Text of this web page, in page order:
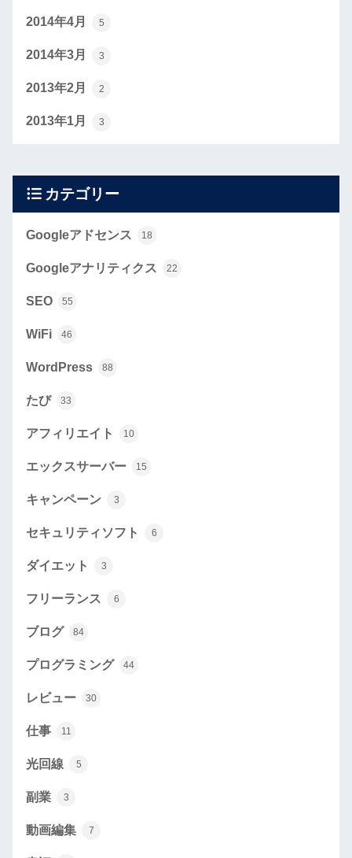
2014年4月 5
2014年3月 3
2013年2月 2
2013年1月 3
カテゴリー
Googleアドセンス 18
Googleアナリティクス 22
SEO 55
WiFi 46
WordPress 88
たび 33
アフィリエイト 10
エックスサーバー 15
キャンペーン 3
セキュリティソフト 6
ダイエット 3
フリーランス 6
ブログ 84
プログラミング 44
レビュー 30
仕事 11
光回線 5
副業 3
動画編集 7